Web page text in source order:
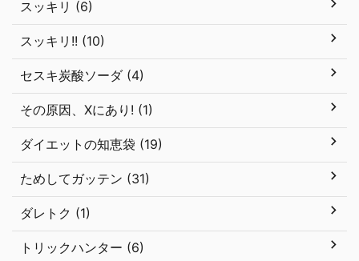
スッキリ (6)
スッキリ!! (10)
セスキ炭酸ソーダ (4)
その原因、Xにあり! (1)
ダイエットの知恵袋 (19)
ためしてガッテン (31)
ダレトク (1)
トリックハンター (6)